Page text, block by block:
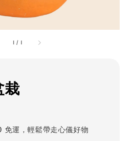
1 / 1
栽
運，輕鬆帶走心儀好物